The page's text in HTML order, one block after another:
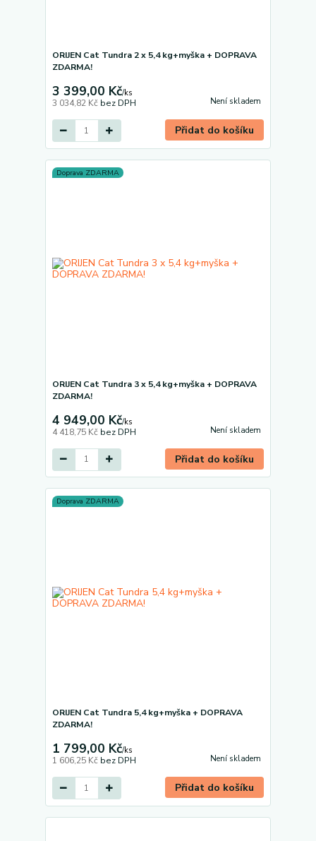
ORIJEN Cat Tundra 2 x 5,4 kg+myška + DOPRAVA
ZDARMA!
3 399,00 Kč/ks
3 034,82 Kč bez DPH Není skladem
Přidat do košíku
Doprava ZDARMA
ORIJEN Cat Tundra 3 x 5,4 kg+myška + DOPRAVA
ZDARMA!
4 949,00 Kč/ks
4 418,75 Kč bez DPH Není skladem
Přidat do košíku
Doprava ZDARMA
ORIJEN Cat Tundra 5,4 kg+myška + DOPRAVA
ZDARMA!
1 799,00 Kč/ks
1 606,25 Kč bez DPH Není skladem
Přidat do košíku